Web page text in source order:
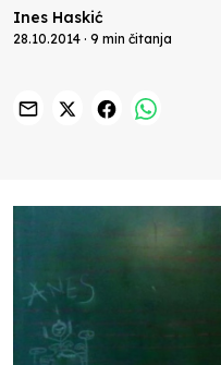
Ines Haskić
28.10.2014 · 9 min čitanja